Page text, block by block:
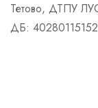
Тетово, ДТПУ
ДБ: